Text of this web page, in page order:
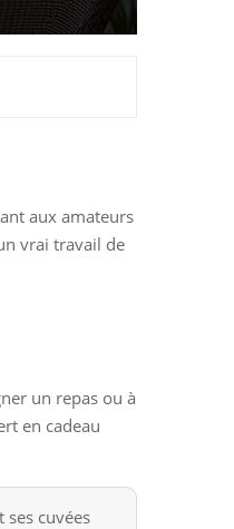
aux amateurs
vrai travail de
un repas ou à
en cadeau
cuvées